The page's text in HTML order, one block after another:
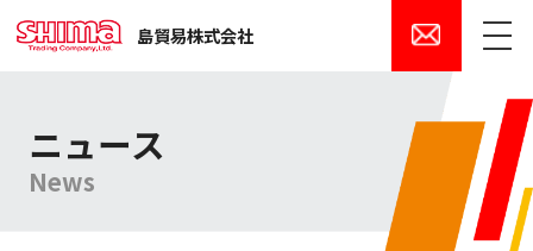
島貿易株式会社
ニュース
News